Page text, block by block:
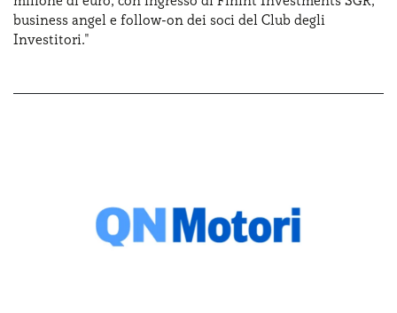
business angel e follow-on dei soci del Club degli
Investitori."